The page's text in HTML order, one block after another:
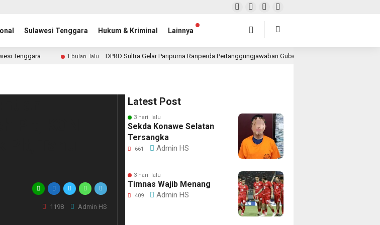
Sulawesi Tenggara Hukum & Kriminal Lainnya
Tenggara 1 bulan lalu DPRD Sultra Gelar Paripurna Ranperda Pertanggungjawaban Gubernur 2025, Realisasi APBD
1198 Admin HS
Latest Post
3 hari lalu
Sekda Konawe Selatan
Tersangka
661 Admin HS
3 hari lalu
Timnas Wajib Menang
409 Admin HS